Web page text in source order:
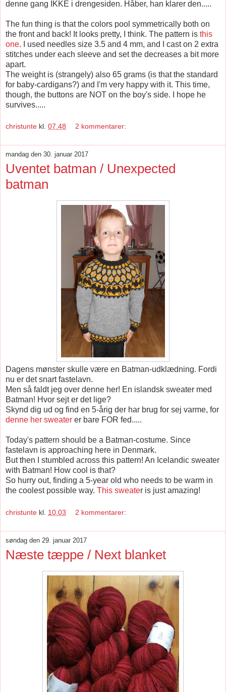
denne gang IKKE i drengesiden. Håber, han klarer den.....
The fun thing is that the colors pool symmetrically both on
the front and back! It looks pretty, I think. The pattern is this
one. I used needles size 3.5 and 4 mm, and I cast on 2 extra
stitches under each sleeve and set the decreases a bit more
apart.
The weight is (strangely) also 65 grams (is that the standard
for baby-cardigans?) and I'm very happy with it. This time,
though, the buttons are NOT on the boy's side. I hope he
survives.....
christunte kl. 07.48 2 kommentarer:
mandag den 30. januar 2017
Uventet batman / Unexpected
batman
Dagens mønster skulle være en Batman-udklædning. Fordi
nu er det snart fastelavn.
Men så faldt jeg over denne her! En islandsk sweater med
Batman! Hvor sejt er det lige?
Skynd dig ud og find en 5-årig der har brug for sej varme, for
denne her sweater er bare FOR fed.....
Today's pattern should be a Batman-costume. Since
fastelavn is approaching here in Denmark.
But then I stumbled across this pattern! An Icelandic sweater
with Batman! How cool is that?
So hurry out, finding a 5-year old who needs to be warm in
the coolest possible way. This sweater is just amazing!
christunte kl. 10.03 2 kommentarer:
søndag den 29. januar 2017
Næste tæppe / Next blanket